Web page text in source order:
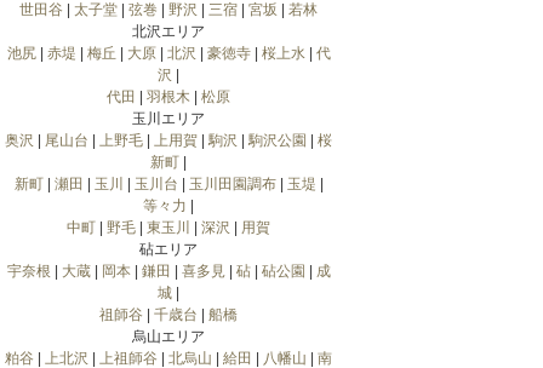
世田谷
太子堂 弦巻 野沢 三宿 宮坂
若林
北沢エリア
池尻| 赤堤 梅丘 大原| 北沢 豪徳寺| 桜上水| 代
沢
代田
羽根木
松原
玉川エリア
奥沢
尾山台 上野毛 上用賀 駒沢 駒沢公園
桜
新町
新町| 瀬田 玉川 玉川台 玉川田園調布| 玉堤
等々力
中町
野毛 東玉川 深沢
用賀
砧エリア
宇奈根
大蔵| 岡本| 鎌田 喜多見| 砧| 砧公園
成
城
祖師谷
千歳台
船橋
烏山エリア
粕谷
上北沢 上祖師谷 北烏山 給田 八幡山
南